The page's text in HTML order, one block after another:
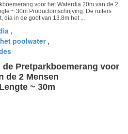
voor het Waterdia 20m van de 2
~ 30m Productomschrijving: De ruiters
dia in de goot van 13.8m het ...
,
poolwater,
de Pretparkboemerang voor
de 2 Mensen
~ 30m